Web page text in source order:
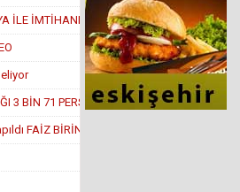
İLE İMTİHANI
3 BİN 71 PERSONEL ALACAK!
FAİZ BİRİN ALTINDA